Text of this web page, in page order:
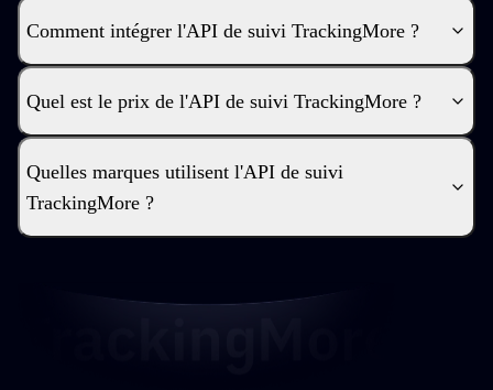
Comment intégrer l'API de suivi TrackingMore ?
Quel est le prix de l'API de suivi TrackingMore ?
Quelles marques utilisent l'API de suivi
TrackingMore ?